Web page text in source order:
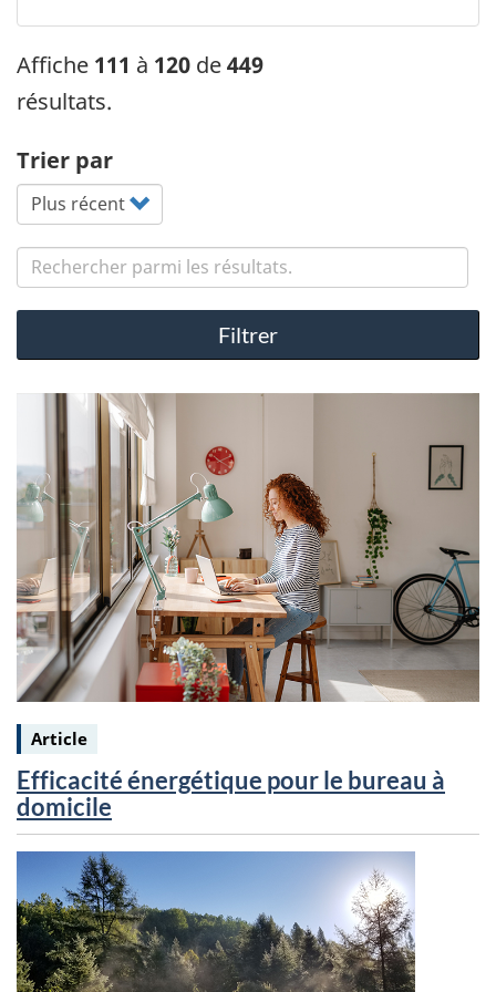
Affiche 111 à 120 de449
résultats.
Trier par
Search content
Filtrer
Keywords:
Article
Efficacité énergétique pour le bureau à
domicile